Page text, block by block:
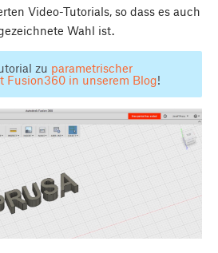
Video-Tutorials, so dass es auch
Wahl ist.
zu parametrischer
Fusion360 in unserem Blog!